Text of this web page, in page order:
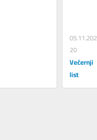
20
Večernji
list